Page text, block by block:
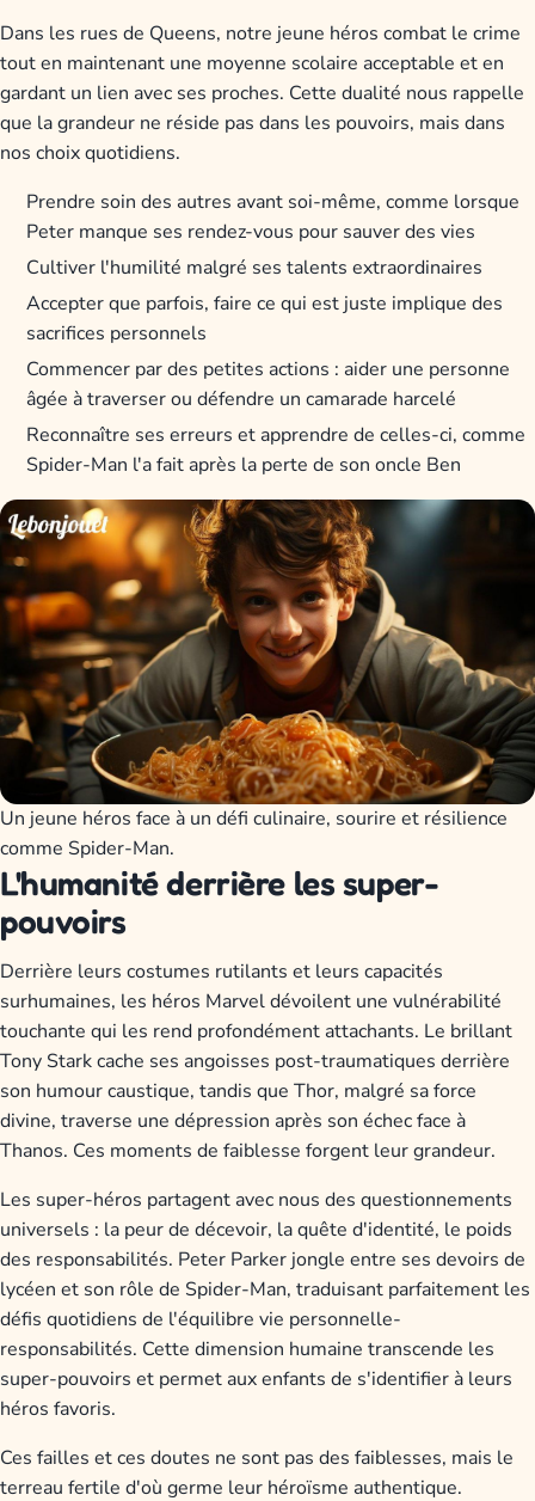
Dans les rues de Queens, notre jeune héros combat le crime
tout en maintenant une moyenne scolaire acceptable et en
gardant un lien avec ses proches. Cette dualité nous rappelle
que la grandeur ne réside pas dans les pouvoirs, mais dans
nos choix quotidiens.
Prendre soin des autres avant soi-même, comme lorsque
Peter manque ses rendez-vous pour sauver des vies
Cultiver l'humilité malgré ses talents extraordinaires
Accepter que parfois, faire ce qui est juste implique des
sacrifices personnels
Commencer par des petites actions : aider une personne
âgée à traverser ou défendre un camarade harcelé
Reconnaître ses erreurs et apprendre de celles-ci, comme
Spider-Man l'a fait après la perte de son oncle Ben
Un jeune héros face à un défi culinaire, sourire et résilience
comme Spider-Man.
L'humanité derrière les super-
pouvoirs
Derrière leurs costumes rutilants et leurs capacités
surhumaines, les héros Marvel dévoilent une vulnérabilité
touchante qui les rend profondément attachants. Le brillant
Tony Stark cache ses angoisses post-traumatiques derrière
son humour caustique, tandis que Thor, malgré sa force
divine, traverse une dépression après son échec face à
Thanos. Ces moments de faiblesse forgent leur grandeur.
Les super-héros partagent avec nous des questionnements
universels : la peur de décevoir, la quête d'identité, le poids
des responsabilités. Peter Parker jongle entre ses devoirs de
lycéen et son rôle de Spider-Man, traduisant parfaitement les
défis quotidiens de l'équilibre vie personnelle-
responsabilités. Cette dimension humaine transcende les
super-pouvoirs et permet aux enfants de s'identifier à leurs
héros favoris.
Ces failles et ces doutes ne sont pas des faiblesses, mais le
terreau fertile d'où germe leur héroïsme authentique.